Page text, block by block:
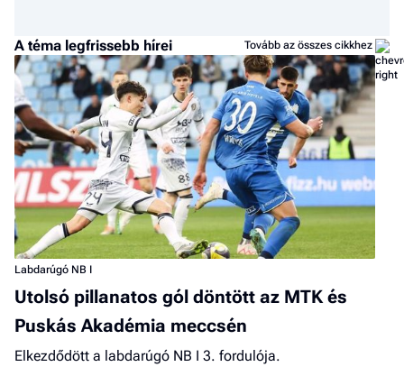
A téma legfrissebb hírei Tovább az összes cikkhez
Labdarúgó NB I
Utolsó pillanatos gól döntött az MTK és
Puskás Akadémia meccsén
Elkezdődött a labdarúgó NB I 3. fordulója.